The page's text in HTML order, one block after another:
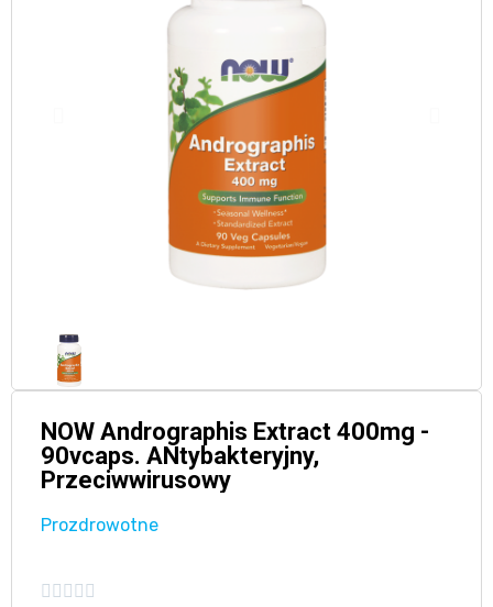
NOW Andrographis Extract 400mg -
90vcaps. ANtybakteryjny,
Przeciwwirusowy
Prozdrowotne
    